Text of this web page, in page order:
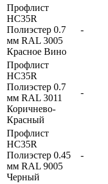
Профлист
HC35R
Полиэстер 0.7
мм RAL 3005
Красное Вино
-
Профлист
HC35R
Полиэстер 0.7
мм RAL 3011
Коричнево-
Красный
-
Профлист
HC35R
Полиэстер 0.45
мм RAL 9005
Черный
-